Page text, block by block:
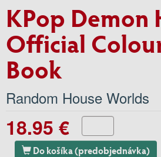
KPop Demon
Official
Book
Random House Worlds
18.95 €
Do košíka (predobjednávka)